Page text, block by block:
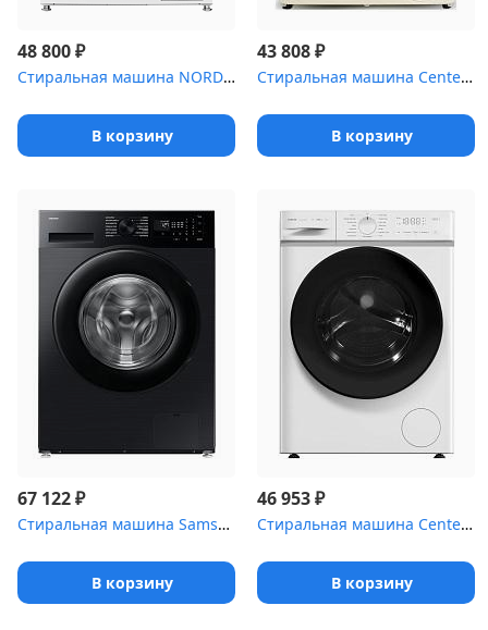
48 800₽
Стиральная машина NORDFROST i-WSQ4 8140 W
В корзину
43 808₽
Стиральная машина Centek CT-1959 бежевый, загрузка фронтальная 8 ...
В корзину
67 122₽
Стиральная машина Samsung WW90DG5U34ABLP класс: A загр.фронтальна...
В корзину
46 953₽
Стиральная машина Centek CT-1922 белый, загрузка фронтальная 7 кг...
В корзину